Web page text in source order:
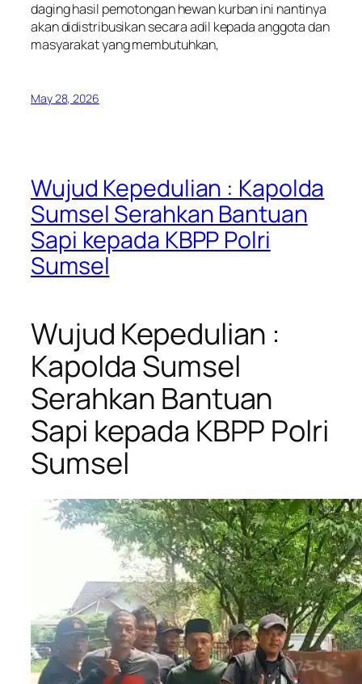
daging hasil pemotongan hewan kurban ini nantinya
akan didistribusikan secara adil kepada anggota dan
masyarakat yang membutuhkan,
May 28, 2026
Wujud Kepedulian : Kapolda
Sumsel Serahkan Bantuan
Sapi kepada KBPP Polri
Sumsel
Wujud Kepedulian :
Kapolda Sumsel
Serahkan Bantuan
Sapi kepada KBPP Polri
Sumsel